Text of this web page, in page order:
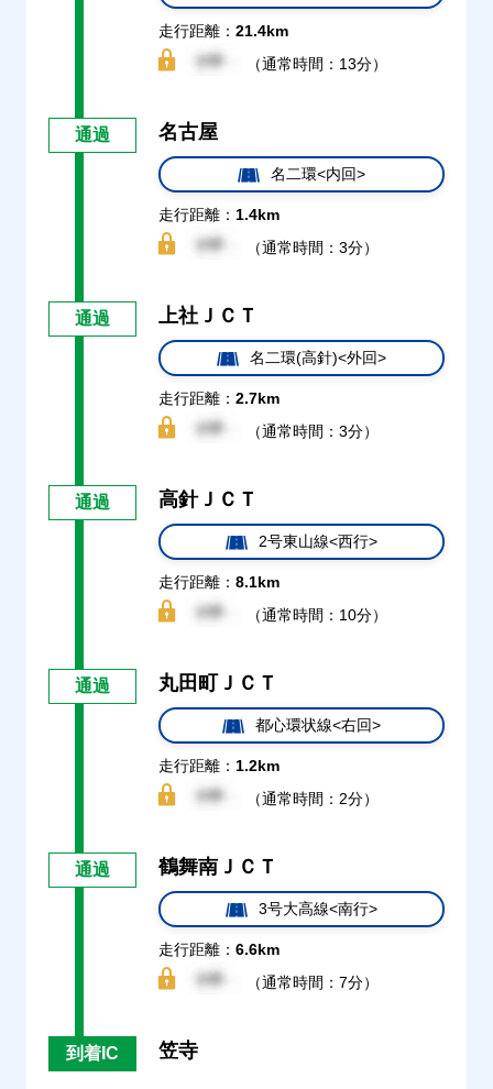
走行距離： 21.4km
（通常時間：13分）
通過 名古屋
名二環<内回>
走行距離： 1.4km
（通常時間：3分）
通過 上社ＪＣＴ
名二環(高針)<外回>
走行距離： 2.7km
（通常時間：3分）
通過 高針ＪＣＴ
2号東山線<西行>
走行距離： 8.1km
（通常時間：10分）
通過 丸田町ＪＣＴ
都心環状線<右回>
走行距離： 1.2km
（通常時間：2分）
通過 鶴舞南ＪＣＴ
3号大高線<南行>
走行距離： 6.6km
（通常時間：7分）
到着IC 笠寺